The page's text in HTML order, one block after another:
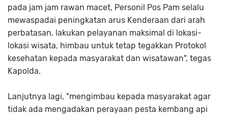
pada jam jam rawan macet, Personil Pos Pam selalu
mewaspadai peningkatan arus Kenderaan dari arah
perbatasan, lakukan pelayanan maksimal di lokasi-
lokasi wisata, himbau untuk tetap tegakkan Protokol
kesehatan kepada masyarakat dan wisatawan", tegas
Kapolda.
Lanjutnya lagi, "mengimbau kepada masyarakat agar
tidak ada mengadakan perayaan pesta kembang api